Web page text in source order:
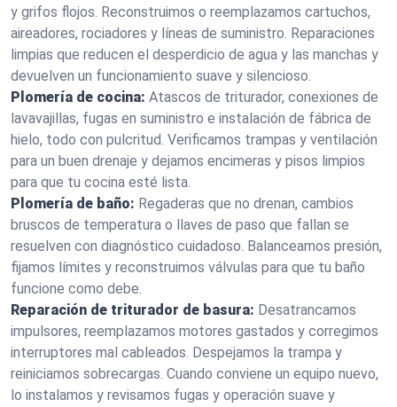
y grifos flojos. Reconstruimos o reemplazamos cartuchos,
aireadores, rociadores y líneas de suministro. Reparaciones
limpias que reducen el desperdicio de agua y las manchas y
devuelven un funcionamiento suave y silencioso.
Plomería de cocina: Atascos de triturador, conexiones de
lavavajillas, fugas en suministro e instalación de fábrica de
hielo, todo con pulcritud. Verificamos trampas y ventilación
para un buen drenaje y dejamos encimeras y pisos limpios
para que tu cocina esté lista.
Plomería de baño: Regaderas que no drenan, cambios
bruscos de temperatura o llaves de paso que fallan se
resuelven con diagnóstico cuidadoso. Balanceamos presión,
fijamos límites y reconstruimos válvulas para que tu baño
funcione como debe.
Reparación de triturador de basura: Desatrancamos
impulsores, reemplazamos motores gastados y corregimos
interruptores mal cableados. Despejamos la trampa y
reiniciamos sobrecargas. Cuando conviene un equipo nuevo,
lo instalamos y revisamos fugas y operación suave y